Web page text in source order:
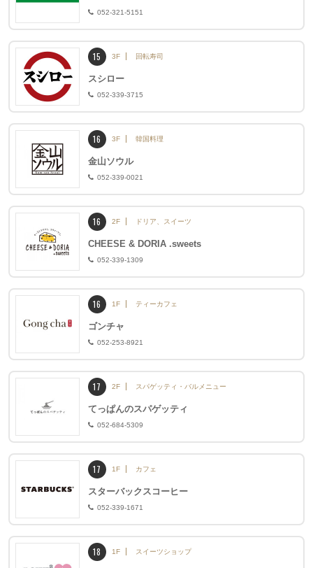
052-321-5151
15 3F 回転寿司
スシロー
052-339-3715
16 3F 韓国料理
金山ソウル
052-339-0021
16 2F ドリア、スイーツ
CHEESE & DORIA .sweets
052-339-1309
16 1F ティーカフェ
ゴンチャ
052-253-8921
17 2F スパゲッティ・バルメニュー
てっぱんのスパゲッティ
052-684-5309
17 1F カフェ
スターバックスコーヒー
052-339-1671
18 1F スイーツショップ